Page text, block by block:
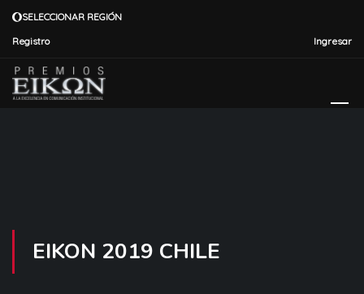
SELECCIONAR REGIÓN
Ingresar
Registro
EIKON 2019 CHILE